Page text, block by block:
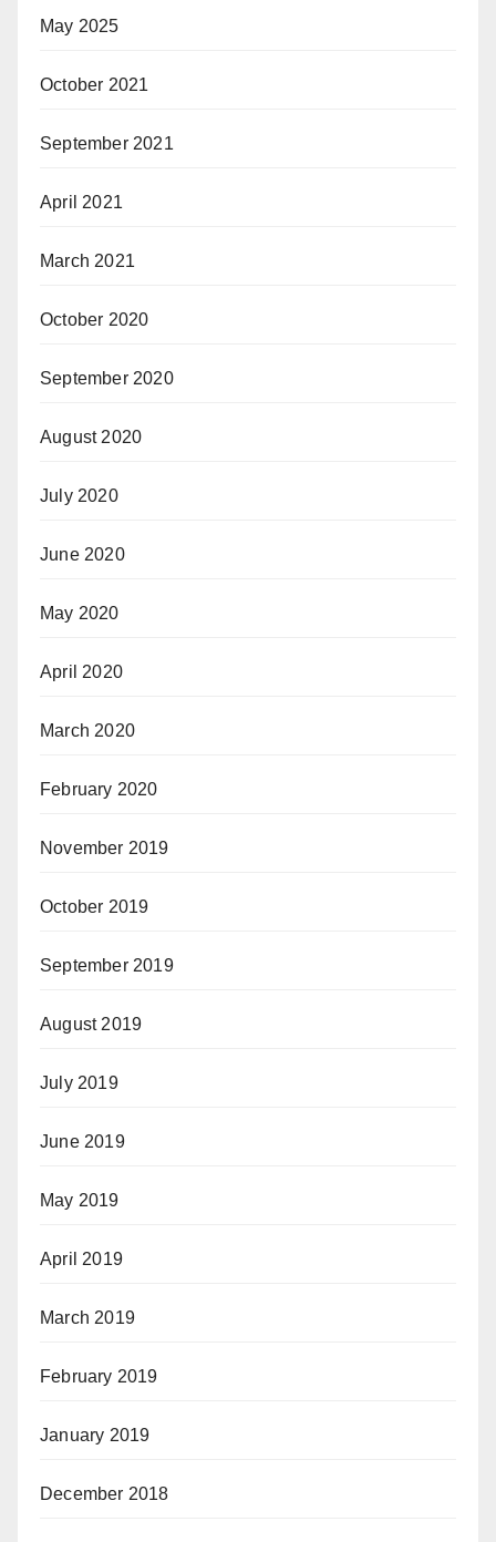
May 2025
October 2021
September 2021
April 2021
March 2021
October 2020
September 2020
August 2020
July 2020
June 2020
May 2020
April 2020
March 2020
February 2020
November 2019
October 2019
September 2019
August 2019
July 2019
June 2019
May 2019
April 2019
March 2019
February 2019
January 2019
December 2018